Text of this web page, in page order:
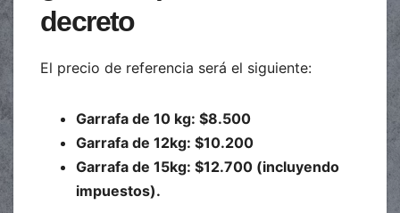
decreto
El precio de referencia será el siguiente:
Garrafa de 10 kg: $8.500
Garrafa de 12kg: $10.200
Garrafa de 15kg: $12.700 (incluyendo
impuestos).